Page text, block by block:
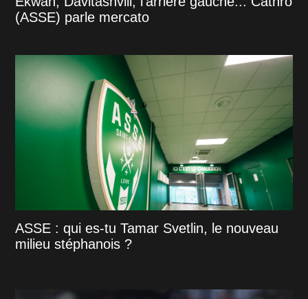
(ASSE) parle mercato
ASSE : qui es-tu Tamar Svetlin, le nouveau
milieu stéphanois ?